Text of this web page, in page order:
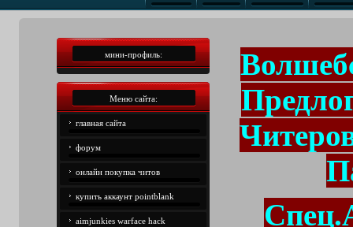
мини-профиль:
Меню сайта:
главная сайта
форум
онлайн покупка читов
купить аккаунт pointblank
aimjunkies warface hack